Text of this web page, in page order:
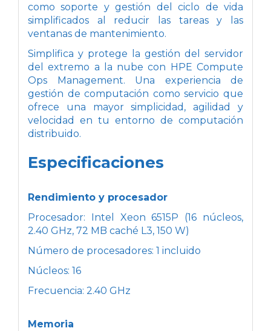
como soporte y gestión del ciclo de vida
simplificados al reducir las tareas y las
ventanas de mantenimiento.
Simplifica y protege la gestión del servidor
del extremo a la nube con HPE Compute
Ops Management. Una experiencia de
gestión de computación como servicio que
ofrece una mayor simplicidad, agilidad y
velocidad en tu entorno de computación
distribuido.
Especificaciones
Rendimiento y procesador
Procesador: Intel Xeon 6515P (16 núcleos,
2.40 GHz, 72 MB caché L3, 150 W)
Número de procesadores: 1 incluido
Núcleos: 16
Frecuencia: 2.40 GHz
Memoria